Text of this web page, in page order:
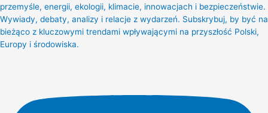
przemyśle, energii, ekologii, klimacie, innowacjach i bezpieczeństwie.
Wywiady, debaty, analizy i relacje z wydarzeń. Subskrybuj, by być na
bieżąco z kluczowymi trendami wpływającymi na przyszłość Polski,
Europy i środowiska.